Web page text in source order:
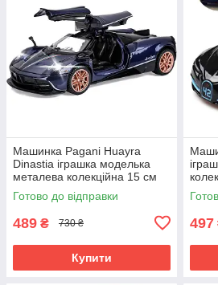
Машинка Pagani Huayra
Dinastia іграшка моделька
металева колекційна 15 см
Темно-синій (59935)
Готово до відправки
489 ₴ 730 ₴
Купити
497